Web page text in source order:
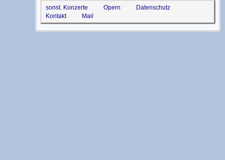
sonst. Konzerte Opern
Datenschutz
Kontakt
Mail